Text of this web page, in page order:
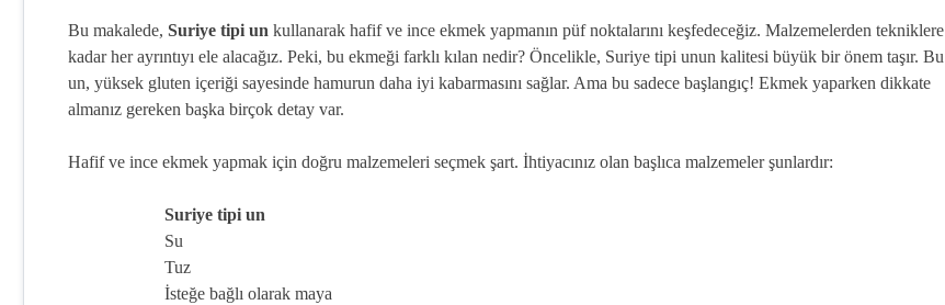
Bu makalede, Suriye tipi un kullanarak hafif ve ince ekmek yapmanın püf noktalarını keşfedeceğiz. Malzemelerden tekniklere
kadar her ayrıntıyı ele alacağız. Peki, bu ekmeği farklı kılan nedir? Öncelikle, Suriye tipi unun kalitesi büyük bir önem taşır. Bu
un, yüksek gluten içeriği sayesinde hamurun daha iyi kabarmasını sağlar. Ama bu sadece başlangıç! Ekmek yaparken dikkate
almanız gereken başka birçok detay var.
Hafif ve ince ekmek yapmak için doğru malzemeleri seçmek şart. İhtiyacınız olan başlıca malzemeler şunlardır:
Suriye tipi un
Su
Tuz
İsteğe bağlı olarak maya